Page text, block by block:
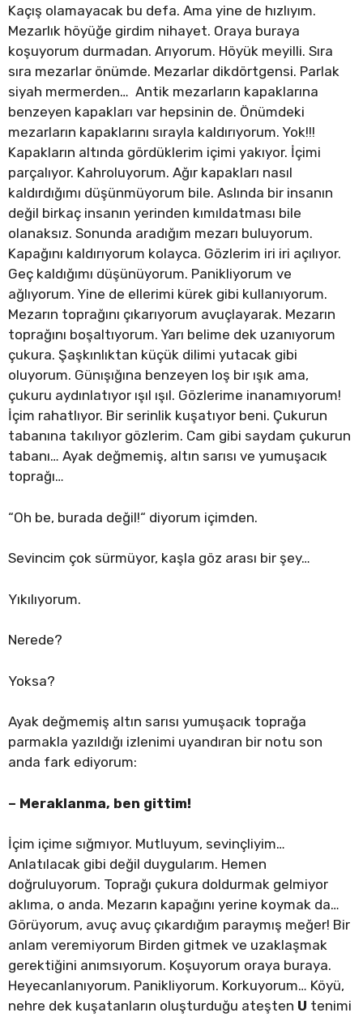
Kaçış olamayacak bu defa. Ama yine de hızlıyım.
Mezarlık höyüğe girdim nihayet. Oraya buraya
koşuyorum durmadan. Arıyorum. Höyük meyilli. Sıra
sıra mezarlar önümde. Mezarlar dikdörtgensi. Parlak
siyah mermerden… Antik mezarların kapaklarına
benzeyen kapakları var hepsinin de. Önümdeki
mezarların kapaklarını sırayla kaldırıyorum. Yok!!!
Kapakların altında gördüklerim içimi yakıyor. İçimi
parçalıyor. Kahroluyorum. Ağır kapakları nasıl
kaldırdığımı düşünmüyorum bile. Aslında bir insanın
değil birkaç insanın yerinden kımıldatması bile
olanaksız. Sonunda aradığım mezarı buluyorum.
Kapağını kaldırıyorum kolayca. Gözlerim iri iri açılıyor.
Geç kaldığımı düşünüyorum. Panikliyorum ve
ağlıyorum. Yine de ellerimi kürek gibi kullanıyorum.
Mezarın toprağını çıkarıyorum avuçlayarak. Mezarın
toprağını boşaltıyorum. Yarı belime dek uzanıyorum
çukura. Şaşkınlıktan küçük dilimi yutacak gibi
oluyorum. Günışığına benzeyen loş bir ışık ama,
çukuru aydınlatıyor ışıl ışıl. Gözlerime inanamıyorum!
İçim rahatlıyor. Bir serinlik kuşatıyor beni. Çukurun
tabanına takılıyor gözlerim. Cam gibi saydam çukurun
tabanı… Ayak değmemiş, altın sarısı ve yumuşacık
toprağı…
“Oh be, burada değil!“ diyorum içimden.
Sevincim çok sürmüyor, kaşla göz arası bir şey…
Yıkılıyorum.
Nerede?
Yoksa?
Ayak değmemiş altın sarısı yumuşacık toprağa
parmakla yazıldığı izlenimi uyandıran bir notu son
anda fark ediyorum:
– Meraklanma, ben gittim!
İçim içime sığmıyor. Mutluyum, sevinçliyim…
Anlatılacak gibi değil duygularım. Hemen
doğruluyorum. Toprağı çukura doldurmak gelmiyor
aklıma, o anda. Mezarın kapağını yerine koymak da…
Görüyorum, avuç avuç çıkardığım paraymış meğer! Bir
anlam veremiyorum Birden gitmek ve uzaklaşmak
gerektiğini anımsıyorum. Koşuyorum oraya buraya.
Heyecanlanıyorum. Panikliyorum. Korkuyorum… Köyü,
nehre dek kuşatanların oluşturduğu ateşten U tenimi